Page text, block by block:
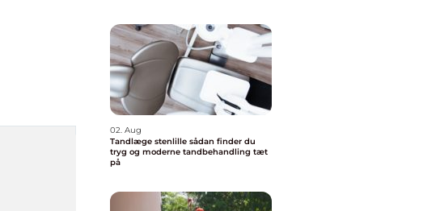
02. Aug
Tandlæge stenlille sådan finder du
tryg og moderne tandbehandling tæt
på